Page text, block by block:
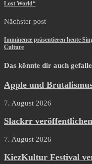
Lost World“
Nächster post
Imminence präsentieren heute
Culture
Das könnte dir auch
Apple und
7. August 2026
Slackrr
7. August 2026
KiezKultur Festival